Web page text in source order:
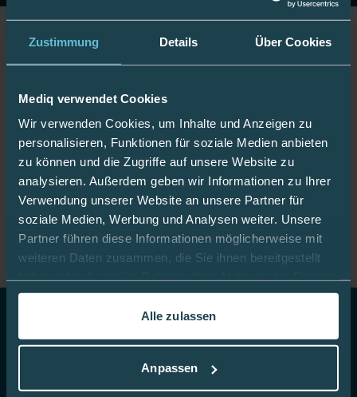
Zustimmung Details Über Cookies
Mediq verwendet Cookies
Wir verwenden Cookies, um Inhalte und Anzeigen zu
personalisieren, Funktionen für soziale Medien anbieten
zu können und die Zugriffe auf unsere Website zu
analysieren. Außerdem geben wir Informationen zu Ihrer
Verwendung unserer Website an unsere Partner für
soziale Medien, Werbung und Analysen weiter. Unsere
Partner führen diese Informationen möglicherweise mit
weiteren Daten zusammen, die Sie ihnen bereitgestellt
gesammelt haben.
In dieser
Alle zulassen
Anpassen
Bleiben Sie gut informiert:
Mediq App
Top Themen